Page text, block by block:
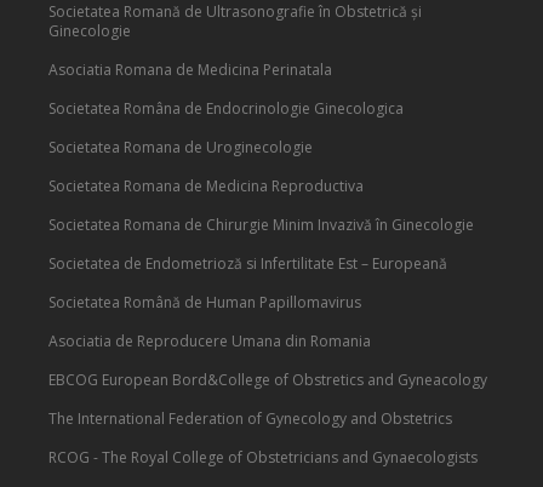
Societatea Romană de Ultrasonografie în Obstetrică și
Ginecologie
Asociatia Romana de Medicina Perinatala
Societatea Româna de Endocrinologie Ginecologica
Societatea Romana de Uroginecologie
Societatea Romana de Medicina Reproductiva
Societatea Romana de Chirurgie Minim Invazivă în Ginecologie
Societatea de Endometrioză si Infertilitate Est – Europeană
Societatea Română de Human Papillomavirus
Asociatia de Reproducere Umana din Romania
EBCOG European Bord&College of Obstretics and Gyneacology
The International Federation of Gynecology and Obstetrics
RCOG - The Royal College of Obstetricians and Gynaecologists